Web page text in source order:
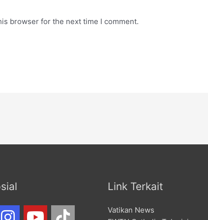
browser for the next time I comment.
Link Terkait
Vatikan News